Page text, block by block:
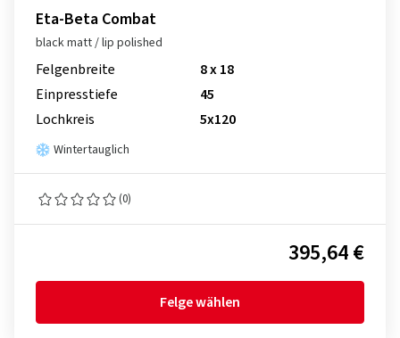
Eta-Beta Combat
black matt / lip polished
Felgenbreite
8 x 18
Einpresstiefe
45
Lochkreis
5x120
Wintertauglich
(0)
395,64 €
Felge wählen